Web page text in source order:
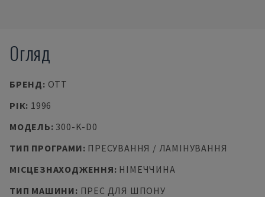
Огляд
БРЕНД: OTT
РІК: 1996
МОДЕЛЬ: 300-K-D0
ТИП ПРОГРАМИ: ПРЕСУВАННЯ / ЛАМІНУВАННЯ
МІСЦЕЗНАХОДЖЕННЯ: НІМЕЧЧИНА
ТИП МАШИНИ: ПРЕС ДЛЯ ШПОНУ